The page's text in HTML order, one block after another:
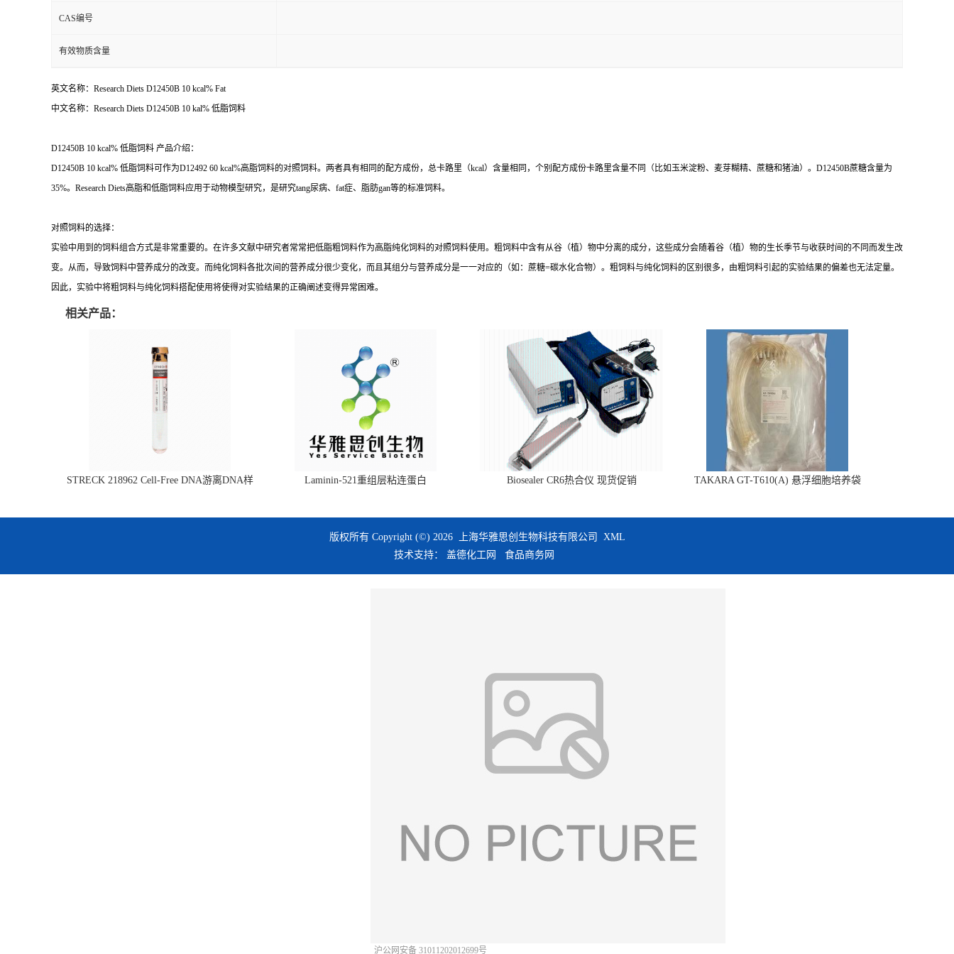
CAS编号
有效物质含量
英文名称：Research Diets D12450B 10 kcal% Fat
中文名称：Research Diets D12450B 10 kal% 低脂饲料
D12450B 10 kcal% 低脂饲料 产品介绍：
D12450B 10 kcal% 低脂饲料可作为D12492 60 kcal%高脂饲料的对照饲料。两者具有相同的配方成份，总卡路里（kcal）含量相同，个别配方成份卡路里含量不同（比如玉米淀粉、麦芽糊精、蔗糖和猪油）。D12450B蔗糖含量为
35%。Research Diets高脂和低脂饲料应用于动物模型研究，是研究tang尿病、fat症、脂肪gan等的标准饲料。
对照饲料的选择：
实验中用到的饲料组合方式是非常重要的。在许多文献中研究者常常把低脂粗饲料作为高脂纯化饲料的对照饲料使用。粗饲料中含有从谷（植）物中分离的成分，这些成分会随着谷（植）物的生长季节与收获时间的不同而发生改
变。从而，导致饲料中营养成分的改变。而纯化饲料各批次间的营养成分很少变化，而且其组分与营养成分是一一对应的（如：蔗糖=碳水化合物）。粗饲料与纯化饲料的区别很多，由粗饲料引起的实验结果的偏差也无法定量。
因此，实验中将粗饲料与纯化饲料搭配使用将使得对实验结果的正确阐述变得异常困难。
相关产品：
STRECK 218962 Cell-Free DNA游离DNA样
Laminin-521重组层粘连蛋白 Biosealer CR6热合仪 现货促销 TAKARA GT-T610(A) 悬浮细胞培养袋
版权所有 Copyright (©) 2026 上海华雅思创生物科技有限公司
XML
技术支持： 盖德化工网 食品商务网
沪公网安备 31011202012699号